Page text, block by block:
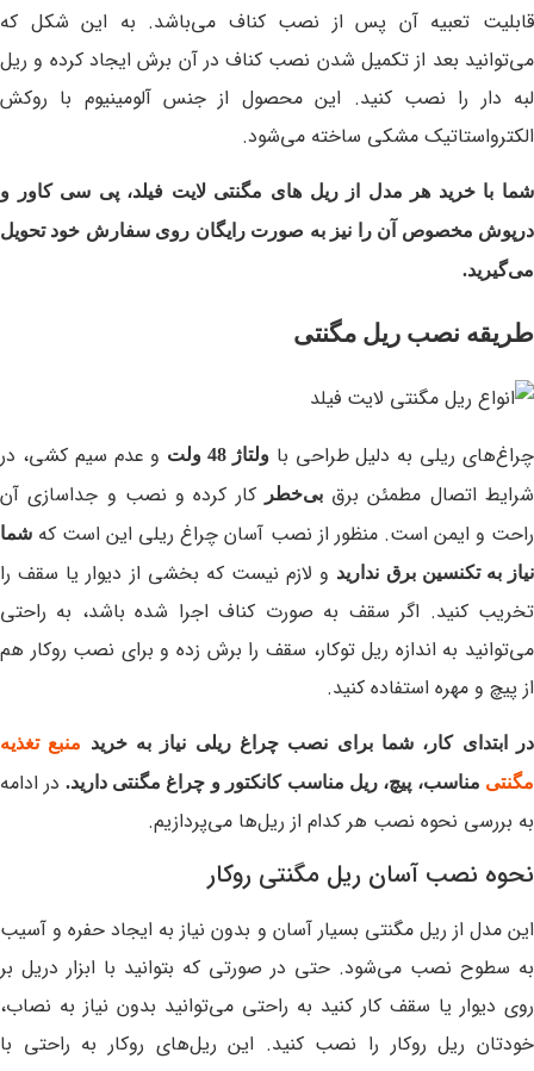
قابلیت تعبیه آن پس از نصب کناف می‌باشد. به این شکل که
می‌توانید بعد از تکمیل شدن نصب کناف در آن برش ایجاد کرده و ریل
لبه دار را نصب کنید. این محصول از جنس آلومینیوم با روکش
الکترواستاتیک مشکی ساخته می‌شود.
شما با خرید هر مدل از ریل های مگنتی لایت فیلد، پی سی کاور و
درپوش مخصوص آن را نیز به صورت رایگان روی سفارش خود تحویل
می‌گیرید.
طریقه نصب ریل مگنتی
چراغ‌های ریلی به دلیل طراحی باولتاژ 48 ولت
و عدم سیم کشی، در
شرایط اتصال مطمئن برقبی‌خطر کار کرده و نصب و جداسازی آن
راحت و ایمن است. منظور از نصب آسان چراغ ریلی این است که شما
نیاز به تکنسین برق ندارید و لازم نیست که بخشی از دیوار یا سقف را
تخریب کنید. اگر سقف به صورت کناف اجرا شده باشد، به راحتی
می‌توانید به اندازه ریل توکار، سقف را برش زده و برای نصب روکار هم
از پیچ و مهره استفاده کنید.
در ابتدای کار، شما برای نصب چراغ ریلی نیاز به خرید منبع تغذیه
مگنتی مناسب، پیچ، ریل مناسب کانکتور و چراغ مگنتی دارید. در ادامه
به بررسی نحوه نصب هر کدام از ریل‌ها می‌پردازیم.
نحوه نصب آسان ریل مگنتی روکار
این مدل از ریل‌ مگنتی بسیار آسان و بدون نیاز به ایجاد حفره و آسیب
به سطوح نصب می‌شود. حتی در صورتی که بتوانید با ابزار دریل بر
روی دیوار یا سقف کار کنید به راحتی می‌توانید بدون نیاز به نصاب،
خودتان ریل روکار را نصب کنید. این ریل‌های روکار به راحتی با